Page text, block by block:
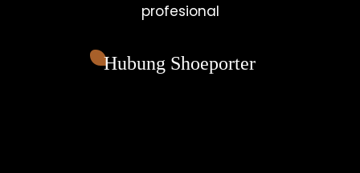
profesional
Hubung Shoeporter